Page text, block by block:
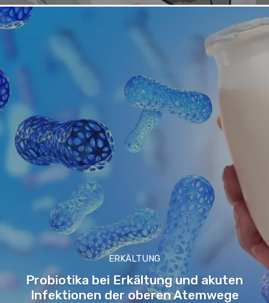
ERKÄLTUNG
Probiotika bei Erkältung und akuten
Infektionen der oberen Atemwege